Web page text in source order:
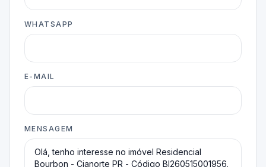
WHATSAPP
E-MAIL
MENSAGEM